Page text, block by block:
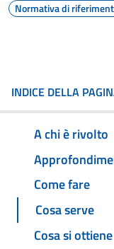
Normativa di
INDICE DELLA
A chi è rivolto
Come fare
Cosa serve
Cosa si ottiene